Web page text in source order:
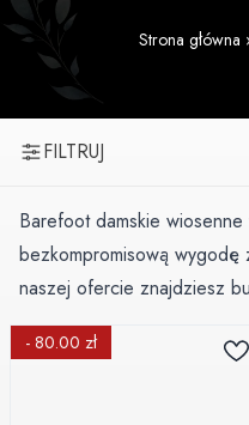
Strona główna
FILTRUJ
Barefoot damskie
bezkompromisową wygodę
naszej ofercie znajdziesz
największym komforcie
Jako lider na rynku z
- 80.00 zł